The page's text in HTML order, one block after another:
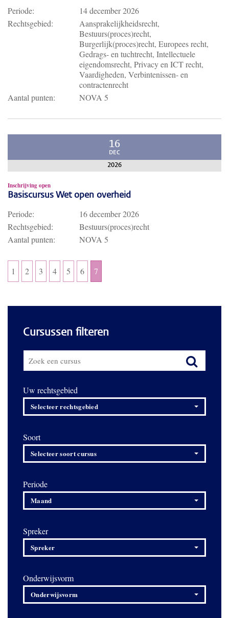
Periode:
14 december 2026
Rechtsgebied:
Aansprakelijkheidsrecht,
Bestuurs(proces)recht,
Burgerlijk(proces)recht, Europees recht,
Gedrags- en tuchtrecht, Intellectuele
eigendomsrecht, Privacy en ICT recht,
Vaardigheden, Verbintenissen- en
contractenrecht
Aantal punten:
NOVA 5
16
DEC
2026
Inschrijving open
Basiscursus Wet open overheid
Periode:
16 december 2026
Rechtsgebied:
Bestuurs(proces)recht
Aantal punten:
NOVA 5
1 2 3 4 5 6 7
Cursussen filteren
Uw rechtsgebied
Selecteer rechtsgebied
Soort
Selecteer soort cursus
Periode
Maand
Spreker
Spreker
Onderwijsvorm
Onderwijsvorm